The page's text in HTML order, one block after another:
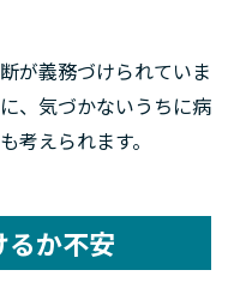
が義務づけられていま
、気づかないうちに病
えられます。
か不安